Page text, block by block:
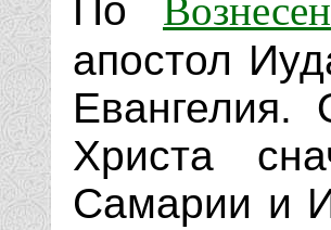
По
апостол
Евангелия.
Христа
Самарии и